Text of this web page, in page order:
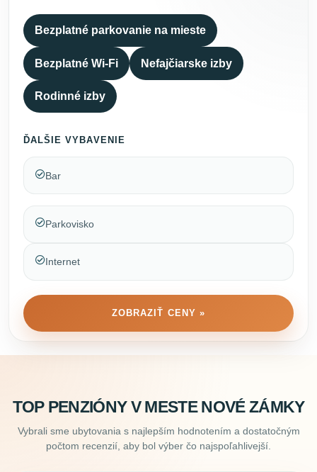
Bezplatné parkovanie na mieste
Bezplatné Wi-Fi Nefajčiarske izby
Rodinné izby
ĎALŠIE VYBAVENIE
Bar
Parkovisko
Internet
ZOBRAZIŤ CENY »
TOP PENZIÓNY V MESTE NOVÉ ZÁMKY
Vybrali sme ubytovania s najlepším hodnotením a dostatočným
počtom recenzií, aby bol výber čo najspoľahlivejší.